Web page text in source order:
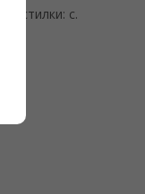
с.